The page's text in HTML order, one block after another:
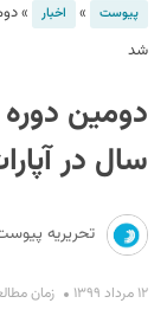
پیوست » اخبار »
شد
دومین دوره
سال در
تحریریه
۱۲ مرداد ۱۳۹۹ زمان مطالعه : ۱